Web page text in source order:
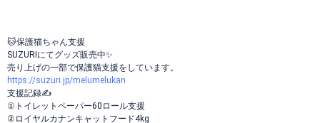
🐱保護猫ちゃん支援
SUZURIにてグッズ販売中✨
売り上げの一部で保護猫支援をしています。
https://suzuri.jp/melumelukan
支援記録✍️
①トイレットペーパー60ロール支援
②ロイヤルカナンキャットフード4kg